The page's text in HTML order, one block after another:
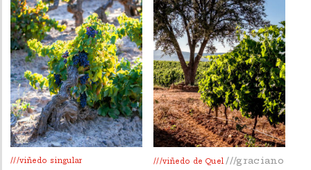
///viñedo singular ///viñedo de Quel///graciano